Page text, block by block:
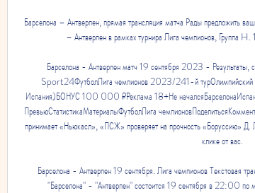
Барселона – Антверпен, прямая трансляция матча Рады предложить
– Антверпен в рамках турнира Лига чемпионов, Группа
Барселона - Антверпен матч 19 сентября 2023 - Результаты,
Sport24ФутболЛига чемпионов 2023/241-й турОлимпийский
Испания)БОНУС 100 000 ₽Реклама 18+Не
ПревьюСтатистикаМатериалыФутболЛига
принимает «Ньюкасл», «ПСЖ» проверяет на прочность
клике от вас.
Барселона - Антверпен 19 сентября. Лига чемпионов Текстовая
"Барселона" - "Антверпен" состоится 19 сентября в 22:00